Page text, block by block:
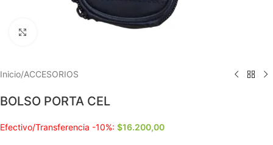
Inicio/ACCESORIOS
BOLSO PORTA CEL
Efectivo/Transferencia -10%: $16.200,00